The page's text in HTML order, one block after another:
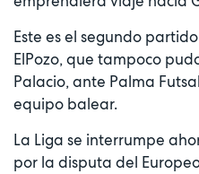
Este es el segundo
ElPozo, que tampoco
Palacio, ante Palma
equipo balear.
La Liga se interrumpe
por la disputa del